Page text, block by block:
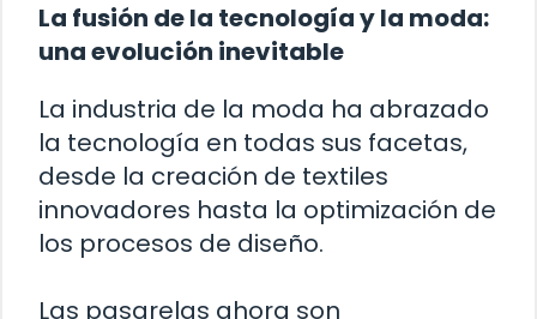
La fusión de la tecnología y la moda:
una evolución inevitable
La industria de la moda ha abrazado
la tecnología en todas sus facetas,
desde la creación de textiles
innovadores hasta la optimización de
los procesos de diseño.
Las pasarelas ahora son